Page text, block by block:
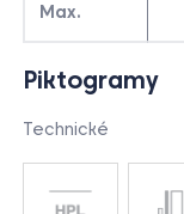
Max.
Piktogramy
Technické